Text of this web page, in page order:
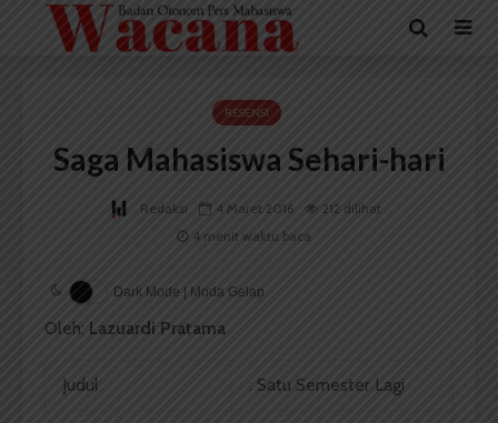
RESENSI
Saga Mahasiswa Sehari-hari
Redaksi 4 Maret 2016
212 dilihat
4 menit waktu baca
Dark Mode | Moda Gelap
Oleh: Lazuardi Pratama
Judul : Satu Semester Lagi